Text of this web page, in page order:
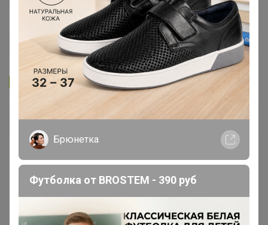
Запомнить Забыли пароль?
Войти
Войти с помощью других сервисов
Брюнетка
Футболка от BROSTEM - 390 руб